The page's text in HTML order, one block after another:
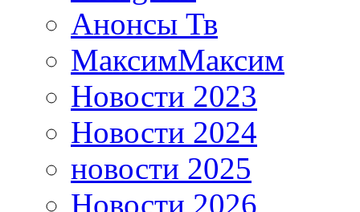
Анонсы Тв
МаксимМаксим
Новости 2023
Новости 2024
новости 2025
Новости 2026